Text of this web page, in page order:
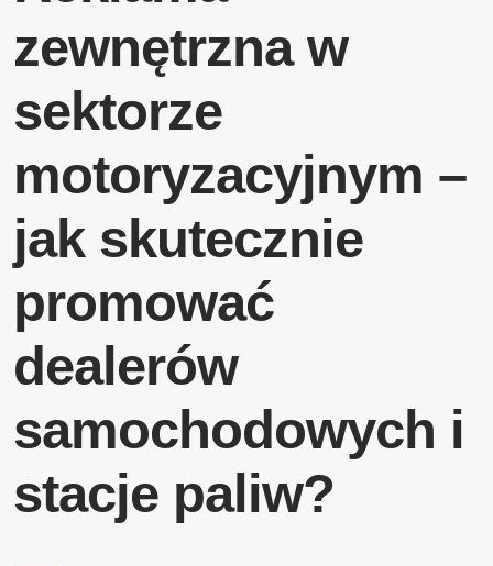
Kontakt
zewnętrzna w
sektorze
motoryzacyjnym –
jak skutecznie
promować
dealerów
samochodowych i
stacje paliw?